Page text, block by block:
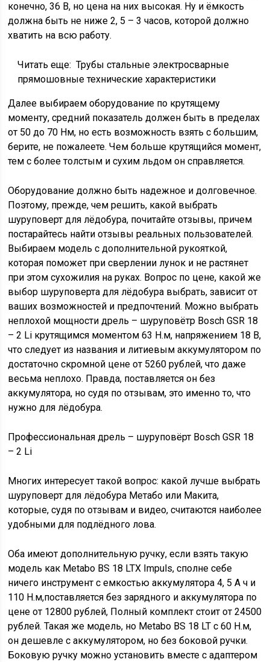
конечно, 36 В, но цена на них высокая. Ну и ёмкость
должна быть не ниже 2, 5 – 3 часов, которой должно
хватить на всю работу.
Читать еще: Трубы стальные электросварные
прямошовные технические характеристики
Далее выбираем оборудование по крутящему
моменту, средний показатель должен быть в пределах
от 50 до 70 Нм, но есть возможность взять с большим,
берите, не пожалеете. Чем больше крутящийся момент,
тем с более толстым и сухим льдом он справляется.
Оборудование должно быть надежное и долговечное.
Поэтому, прежде, чем решить, какой выбрать
шуруповерт для лёдобура, почитайте отзывы, причем
постарайтесь найти отзывы реальных пользователей.
Выбираем модель с дополнительной рукояткой,
которая поможет при сверлении лунок и не растянет
при этом сухожилия на руках. Вопрос по цене, какой же
выбор шуруповерта для лёдобура выбрать, зависит от
ваших возможностей и предпочтений. Можно выбрать
неплохой мощности дрель – шуруповётр Bosch GSR 18
– 2 Li крутящимся моментом 63 Н.м, напряжением 18 В,
что следует из названия и литиевым аккумулятором по
достаточно скромной цене от 5260 рублей, что даже
весьма неплохо. Правда, поставляется он без
аккумулятора, но судя по отзывам, это именно то, что
нужно для лёдобура.
Профессиональная дрель – шуруповёрт Bosch GSR 18
– 2 Li
Многих интересует такой вопрос: какой лучше выбрать
шуруповерт для лёдобура Метабо или Макита,
которые, судя по отзывам и видео, считаются наиболее
удобными для подлёдного лова.
Оба имеют дополнительную ручку, если взять такую
модель как Metabo BS 18 LTX Impuls, сполне себе
ничего инструмент с емкостью аккумулятора 4, 5 А ч и
110 Н.м,поставляется без зарядного и аккумулятора по
цене от 12800 рублей, Полный комплект стоит от 24500
рублей. Такая же модель, но Metabo BS 18 LT с 60 Н.м,
он дешевле с аккумулятором, но без боковой ручки.
Боковую ручку можно установить вместе с адаптером